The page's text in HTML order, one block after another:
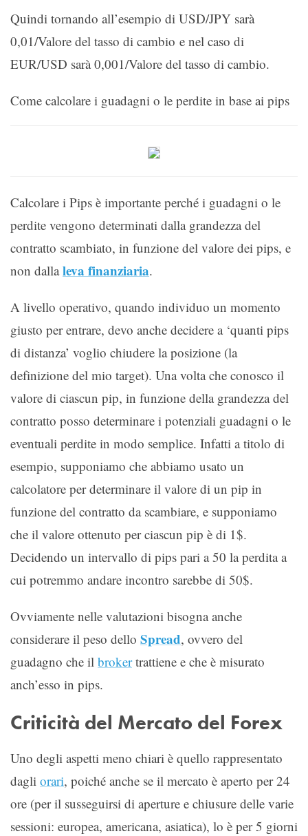
Quindi tornando all’esempio di USD/JPY sarà
0,01/Valore del tasso di cambio e nel caso di
EUR/USD sarà 0,001/Valore del tasso di cambio.
Come calcolare i guadagni o le perdite in base ai pips
Calcolare i Pips è importante perché i guadagni o le
perdite vengono determinati dalla grandezza del
contratto scambiato, in funzione del valore dei pips, e
non dallaleva finanziaria.
A livello operativo, quando individuo un momento
giusto per entrare, devo anche decidere a ‘quanti pips
di distanza’ voglio chiudere la posizione (la
definizione del mio target). Una volta che conosco il
valore di ciascun pip, in funzione della grandezza del
contratto posso determinare i potenziali guadagni o le
eventuali perdite in modo semplice. Infatti a titolo di
esempio, supponiamo che abbiamo usato un
calcolatore per determinare il valore di un pip in
funzione del contratto da scambiare, e supponiamo
che il valore ottenuto per ciascun pip è di 1$.
Decidendo un intervallo di pips pari a 50 la perdita a
cui potremmo andare incontro sarebbe di 50$.
Ovviamente nelle valutazioni bisogna anche
considerare il peso dello Spread, ovvero del
guadagno che il brokertrattiene e che è misurato
anch’esso in pips.
Criticità del Mercato del Forex
Uno degli aspetti meno chiari è quello rappresentato
dagli orari, poiché anche se il mercato è aperto per 24
ore (per il susseguirsi di aperture e chiusure delle varie
sessioni: europea, americana, asiatica), lo è per 5 giorni